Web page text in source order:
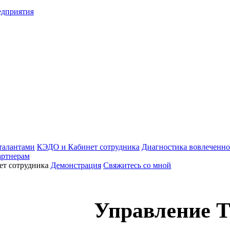
КЭДО и Кабинет сотрудника Диагностика
сотрудника Демонстрация Свяжитесь со мной
Управление